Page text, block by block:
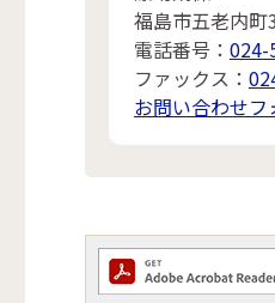
福島市五老内町
電話番号： 024-
ファックス：
お問い合わせフ